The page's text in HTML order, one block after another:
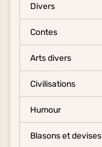
Divers
Contes
Arts divers
Civilisations
Humour
Blasons et devises